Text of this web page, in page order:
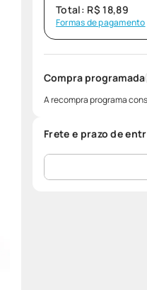
Total: R$ 18,89
Formas de pagamento
Compra programada
A recompra programa
Frete e prazo de